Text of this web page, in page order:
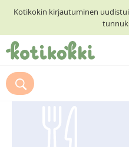
Kotikokin kirjautuminen
ETUSIVU
RESEPTIHAKU
Suosittelemme myös